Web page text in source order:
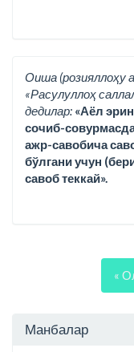
Оиша (розияллоҳу
«Расулуллоҳ
дедилар: «Аёл
сочиб-
ажр-савобича
бўлгани учун
савоб теккай».
«
Манбалар